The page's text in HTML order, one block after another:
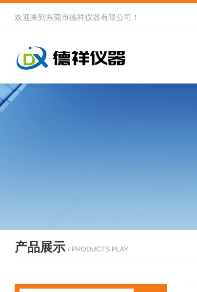
欢迎来到 东莞市德祥仪器有限公司 ！
产品展示 / PRODUCTS PLAY